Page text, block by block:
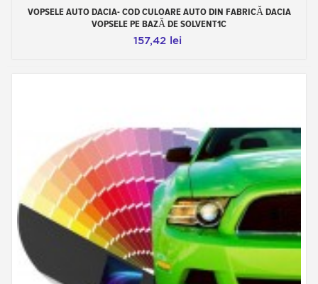
VOPSELE AUTO DACIA- COD CULOARE AUTO DIN FABRICĂ DACIA
VOPSELE PE BAZĂ DE SOLVENT1C
157,42 lei